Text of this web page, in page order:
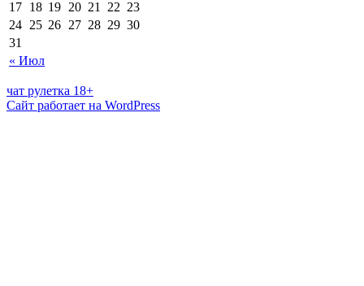
« Июл
17 18 19 20 21 22 23
24 25 26 27 28 29 30
31
чат рулетка 18+
Сайт работает на WordPress